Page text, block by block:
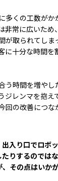
多くの工数がか
非常に広いため
が取られてしま
に十分な時間を
う時間を増や
ジレンマを抱え
回の改善につな
入り口でロボ
りするのでは
その点はいか